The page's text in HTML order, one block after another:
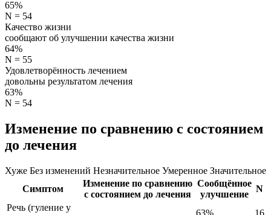
65%
N = 54
Качество жизни
сообщают об улучшении качества жизни
64%
N = 55
Удовлетворённость лечением
довольны результатом лечения
63%
N = 54
Изменение по сравнению с состоянием
до лечения
Хуже Без изменений Незначительное Умеренное Значительное
Симптом
Изменение по сравнению
с состоянием до лечения
Сообщённое
улучшение
N
Речь (гуление у
63% 16